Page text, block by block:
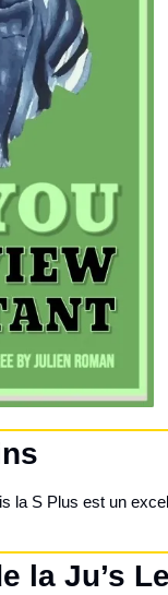
la S Plus est un
la Ju’s